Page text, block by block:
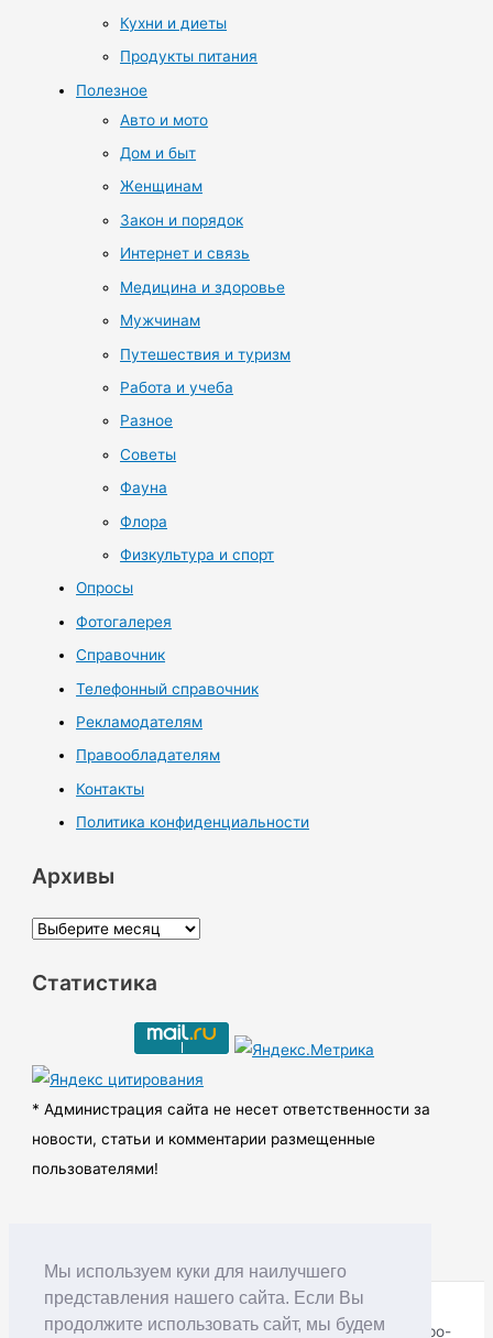
Мы используем куки для наилучшего
представления нашего сайта. Если Вы
продолжите использовать сайт, мы будем
Кухни и диеты
Продукты питания
Полезное
Авто и мото
Дом и быт
Женщинам
Закон и порядок
Интернет и связь
Медицина и здоровье
Мужчинам
Путешествия и туризм
Работа и учеба
Разное
Советы
Фауна
Флора
Физкультура и спорт
Опросы
Фотогалерея
Справочник
Телефонный справочник
Рекламодателям
Правообладателям
Контакты
Политика конфиденциальности
Архивы
А
х
ы
Статистика
* Администрация сайта не несет ответственности за
новости, статьи и комментарии размещенные
пользователями!
Copyright © RUDNIK.MOBI 28.06.2008 - 2026 | Северо-